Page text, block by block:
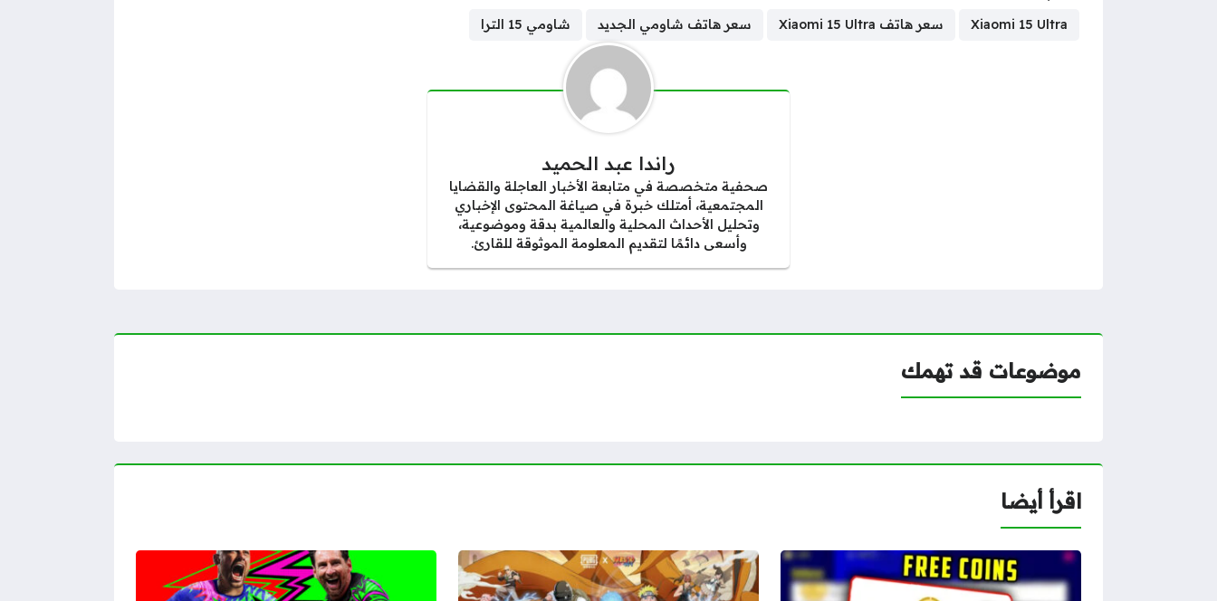
Xiaomi 15 Ultra سعر هاتف Xiaomi 15 Ultra سعر هاتف شاومي الجديد شاومي 15 الترا
راندا عبد الحميد
صحفية متخصصة في متابعة الأخبار العاجلة والقضايا
المجتمعية، أمتلك خبرة في صياغة المحتوى الإخباري
وتحليل الأحداث المحلية والعالمية بدقة وموضوعية،
وأسعى دائمًا لتقديم المعلومة الموثوقة للقارئ.
موضوعات قد تهمك
اقرأ أيضا